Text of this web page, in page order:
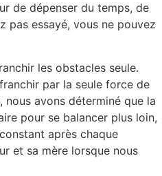
de dépenser du temps, de
pas essayé, vous ne pouvez
les obstacles seule.
par la seule force de
avons déterminé que la
pour se balancer plus loin,
après chaque
et sa mère lorsque nous